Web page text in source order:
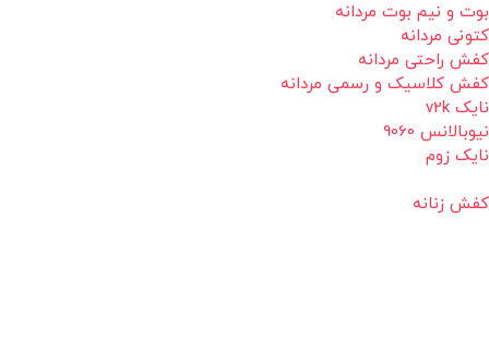
بوت و نیم بوت مردانه
کتونی مردانه
کفش راحتی مردانه
کفش کلاسیک و رسمی مردانه
نایک v2k
نیوبالانس 9060
نایک زوم
کفش زنانه